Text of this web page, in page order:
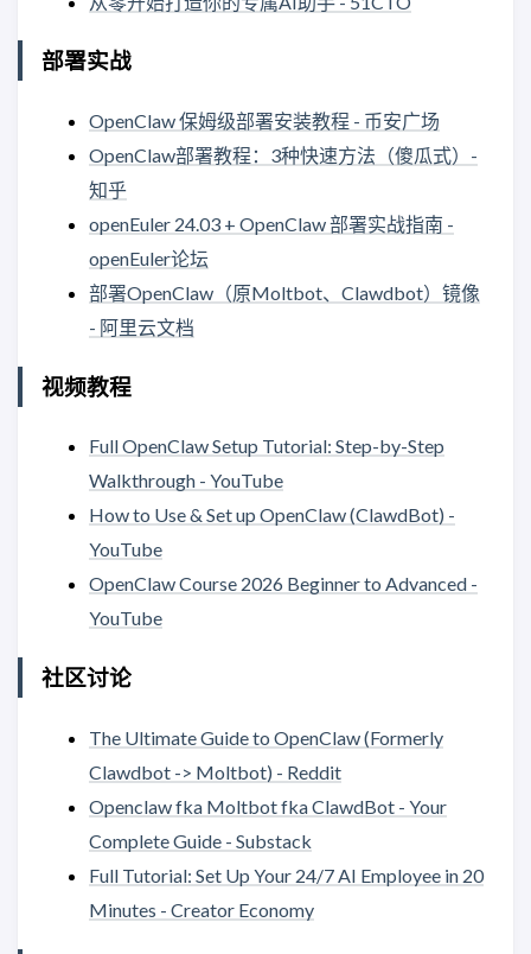
部署实战
OpenClaw 保姆级部署安装教程 - 币安广场
OpenClaw部署教程：3种快速方法（傻瓜式）-
知乎
openEuler 24.03 + OpenClaw 部署实战指南 -
openEuler论坛
部署OpenClaw（原Moltbot、Clawdbot）镜像
- 阿里云文档
视频教程
Full OpenClaw Setup Tutorial: Step-by-Step
Walkthrough - YouTube
How to Use & Set up OpenClaw (ClawdBot) -
YouTube
OpenClaw Course 2026 Beginner to Advanced -
YouTube
社区讨论
The Ultimate Guide to OpenClaw (Formerly
Clawdbot -> Moltbot) - Reddit
Openclaw fka Moltbot fka ClawdBot - Your
Complete Guide - Substack
Full Tutorial: Set Up Your 24/7 AI Employee in 20
Minutes - Creator Economy